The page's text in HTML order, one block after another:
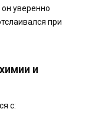
уверенно
при
и
с: